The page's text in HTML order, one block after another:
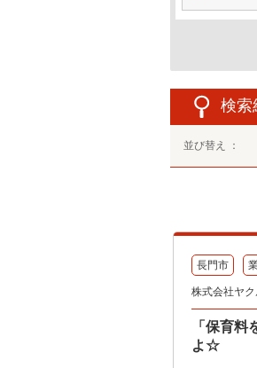
検索
並び替え ：
長門市
株式会社ヤ
「保育
よ☆